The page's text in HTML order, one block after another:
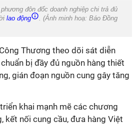
đôn đốc doanh nghiệp chi trả đủ
lao động . (Ảnh minh hoạ: Báo Đồng
Thương theo dõi sát diễn
bị đầy đủ nguồn hàng thiết
gián đoạn nguồn cung gây tăng
khai mạnh mẽ các chương
kết nối cung cầu, đưa hàng Việt